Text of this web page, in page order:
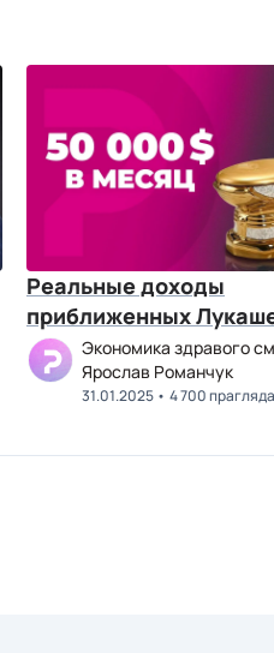
Реальные доходы
приближенных
Экономика здравого
Ярослав Романчук
31.01.2025 4 700